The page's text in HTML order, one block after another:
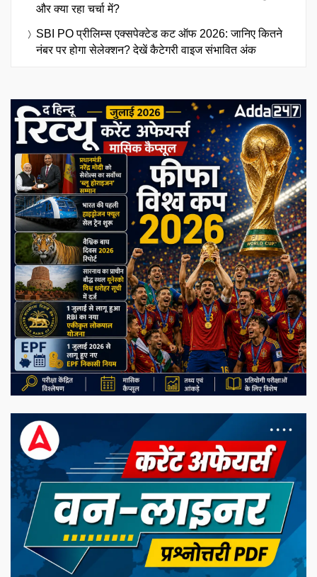
और क्या रहा चर्चा में?
SBI PO प्रीलिम्स एक्सपेक्टेड कट ऑफ 2026: जानिए कितने
नंबर पर होगा सेलेक्शन? देखें कैटेगरी वाइज संभावित अंक